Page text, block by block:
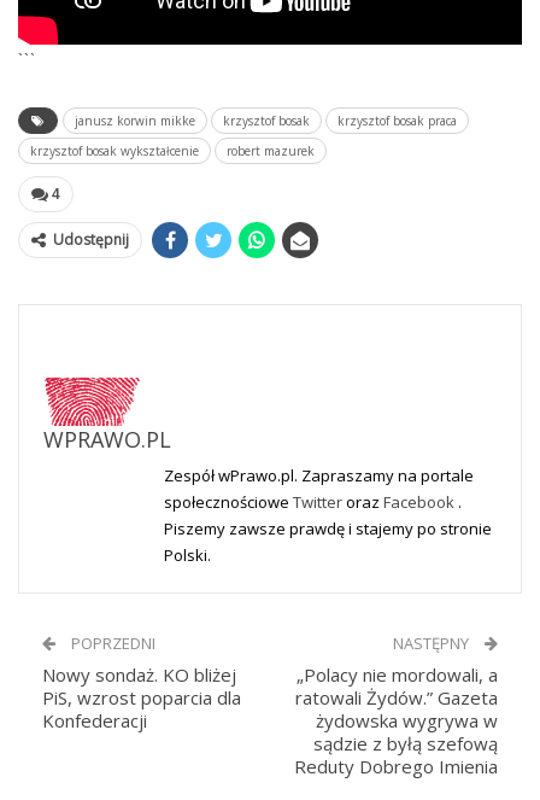
```
janusz korwin mikke krzysztof bosak
krzysztof bosak praca
krzysztof bosak wykształcenie
robert mazurek
4
Udostępnij
WPRAWO.PL
Zespół wPrawo.pl. Zapraszamy na portale
społecznościowe Twitteroraz Facebook .
Piszemy zawsze prawdę i stajemy po stronie
Polski.
POPRZEDNI
Nowy sondaż. KO bliżej
PiS, wzrost poparcia dla
Konfederacji
NASTĘPNY
„Polacy nie mordowali, a
ratowali Żydów.” Gazeta
żydowska wygrywa w
sądzie z byłą szefową
Reduty Dobrego Imienia